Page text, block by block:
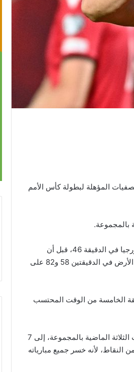
المؤهلة لبطولة كأس الأمم
وجاءت أهداف المباراة في الشوط الثاني، حيث افتتح أوتار كيتيشفيلي التسجيل لجورجيا في الدقيقة 46، قبل أن
يضيف زميلاه خفيشا كفاراتسخيليا وليفان شينجيليا الهدفين الثاني والثالث لأصحاب الأرض في الدقيقتين 58 و82 على
الخامسة من الوقت المحتسب
وارتفع رصيد منتخب جورجيا، الذي خسر أمام اسكتلندا وإسبانيا والنرويج في الجولات الثلاثة الماضية بالمجموعة، إلى 7
لأنه خسر جميع مبارياته